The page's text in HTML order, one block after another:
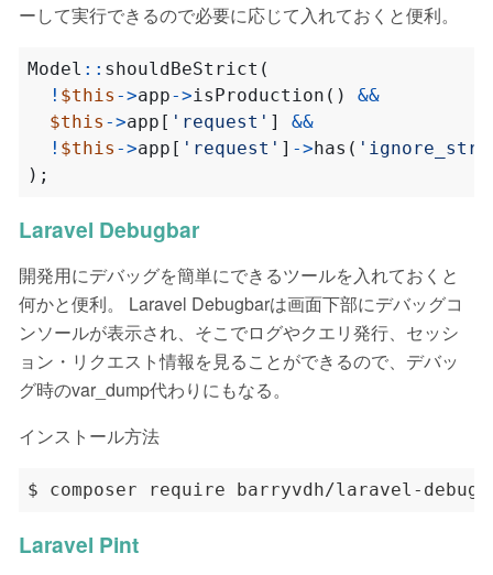
ーして実行できるので必要に応じて入れておくと便利。
Model :: shouldBeStrict (
! $this ->app->isProduction ()
&&
$this ->app [ 'request' ]
&&
! $this ->app [ 'request' ] ->has (
);
Laravel Debugbar
開発用にデバッグを簡単にできるツールを入れておくと
何かと便利。 Laravel Debugbarは画面下部にデバッグコ
ンソールが表示され、そこでログやクエリ発行、セッシ
ョン・リクエスト情報を見ることができるので、デバッ
グ時のvar_dump代わりにもなる。
インストール方法
Laravel Pint